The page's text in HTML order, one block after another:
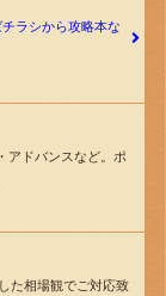
ラシから攻略本な
アドバンスなど。ポ
た相場観でご対応致